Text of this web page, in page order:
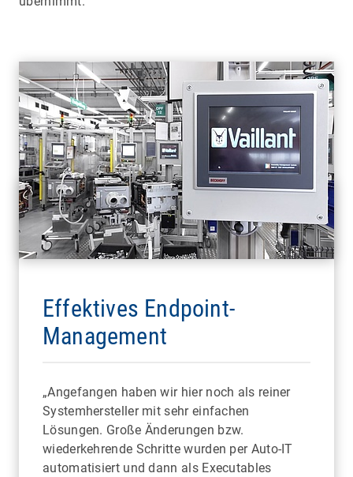
Effektives Endpoint-
Management
„Angefangen haben wir hier noch als reiner
Systemhersteller mit sehr einfachen
Lösungen. Große Änderungen bzw.
wiederkehrende Schritte wurden per Auto-IT
automatisiert und dann als Executables